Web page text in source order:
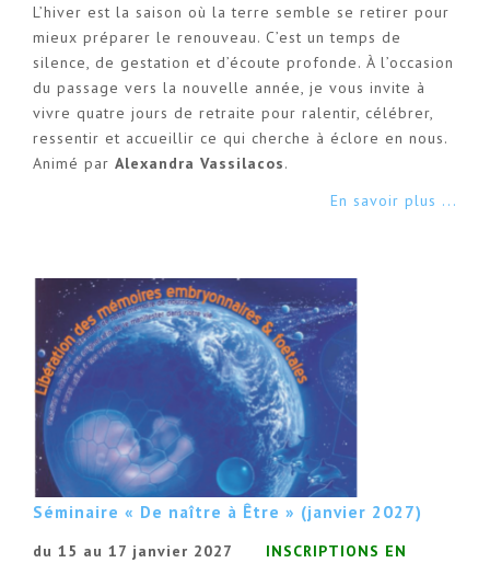
L’hiver est la saison où la terre semble se retirer pour
mieux préparer le renouveau. C’est un temps de
silence, de gestation et d’écoute profonde. À l’occasion
du passage vers la nouvelle année, je vous invite à
vivre quatre jours de retraite pour ralentir, célébrer,
ressentir et accueillir ce qui cherche à éclore en nous.
Animé par Alexandra Vassilacos.
En savoir plus ...
Séminaire « De naître à Être » (janvier 2027)
du 15 au 17 janvier 2027
INSCRIPTIONS EN